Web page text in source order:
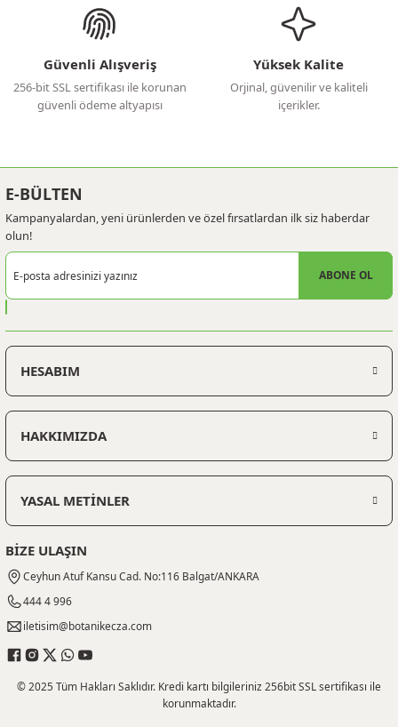
Güvenli Alışveriş
256-bit SSL sertifikası ile korunan
güvenli ödeme altyapısı
Yüksek Kalite
Orjinal, güvenilir ve kaliteli
içerikler.
E-BÜLTEN
Kampanyalardan, yeni ürünlerden ve özel fırsatlardan ilk siz haberdar
olun!
ABONE OL
HESABIM
HAKKIMIZDA
YASAL METİNLER
BİZE ULAŞIN
Ceyhun Atuf Kansu Cad. No:116 Balgat/ANKARA
444 4 996
iletisim@botanikecza.com
© 2025 Tüm Hakları Saklıdır. Kredi kartı bilgileriniz 256bit SSL sertifikası ile
korunmaktadır.